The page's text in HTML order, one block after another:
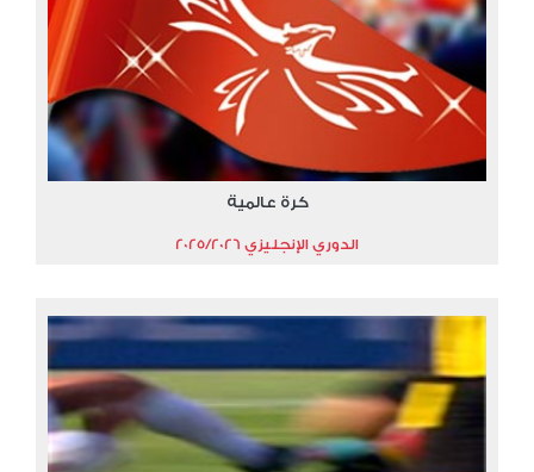
كرة عالمية
الدوري الإنجليزي 2025/2026